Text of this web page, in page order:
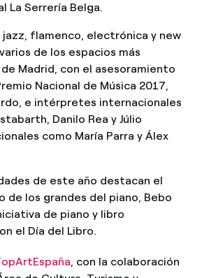
La Serrería Belga.
jazz, flamenco, electrónica y new
de los espacios más
Madrid, con el asesoramiento
Nacional de Música 2017,
e intérpretes internacionales
Danilo Rea y Júlio
como María Parra y Álex
de este año destacan el
de los grandes del piano, Bebo
de piano y libro
el Día del Libro.
, con la colaboración